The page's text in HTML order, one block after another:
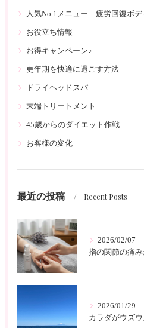
人気No.1メニュー 疲労回復ボデ
お役立ち情報
お得キャンペーン♪
更年期を快適に過ごす方法
ドライヘッドスパ
末端トリートメント
45歳からのダイエット作戦
お客様の変化
最近の投稿 Recent Posts
2026/02/07
2026/01/29